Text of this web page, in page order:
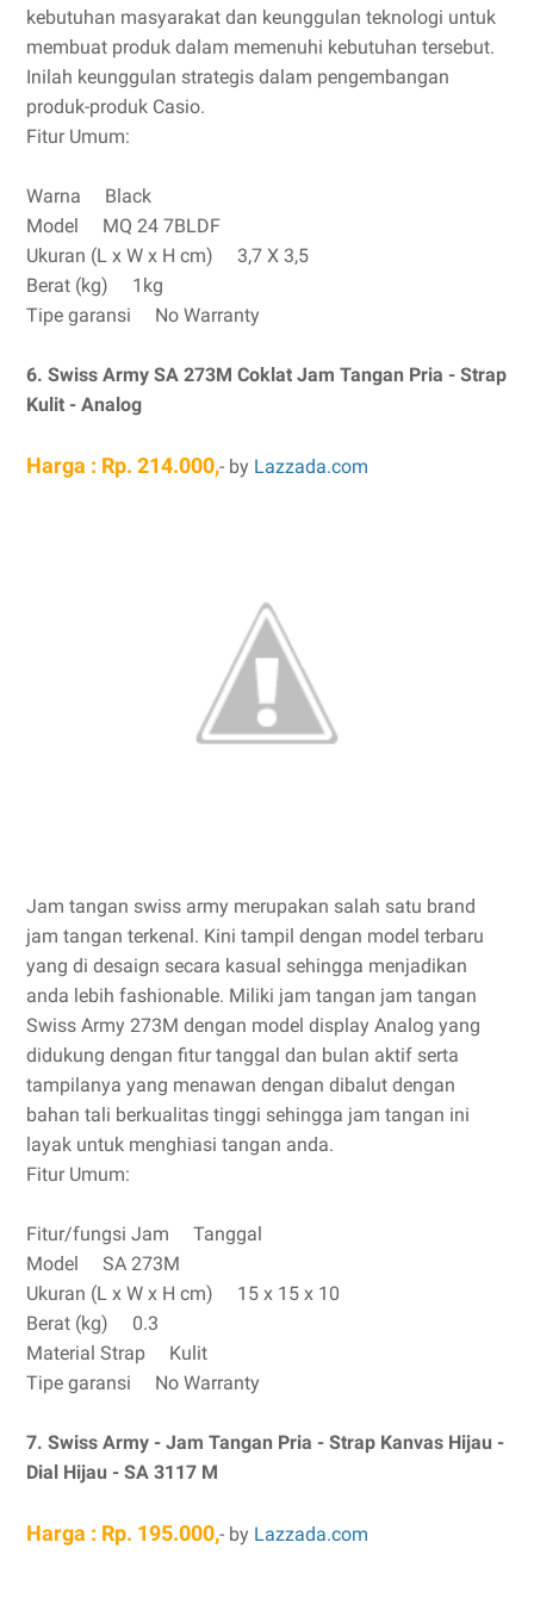
kebutuhan masyarakat dan keunggulan teknologi untuk
membuat produk dalam memenuhi kebutuhan tersebut.
Inilah keunggulan strategis dalam pengembangan
produk-produk Casio.
Fitur Umum:
Warna Black
Model MQ 24 7BLDF
Ukuran (L x W x H cm) 3,7 X 3,5
Berat (kg) 1kg
Tipe garansi No Warranty
6. Swiss Army SA 273M Coklat Jam Tangan Pria - Strap
Kulit - Analog
Harga : Rp. 214.000,- by Lazzada.com
Jam tangan swiss army merupakan salah satu brand
jam tangan terkenal. Kini tampil dengan model terbaru
yang di desaign secara kasual sehingga menjadikan
anda lebih fashionable. Miliki jam tangan jam tangan
Swiss Army 273M dengan model display Analog yang
didukung dengan fitur tanggal dan bulan aktif serta
tampilanya yang menawan dengan dibalut dengan
bahan tali berkualitas tinggi sehingga jam tangan ini
layak untuk menghiasi tangan anda.
Fitur Umum:
Fitur/fungsi Jam Tanggal
Model SA 273M
Ukuran (L x W x H cm) 15 x 15 x 10
Berat (kg) 0.3
Material Strap Kulit
Tipe garansi No Warranty
7. Swiss Army - Jam Tangan Pria - Strap Kanvas Hijau -
Dial Hijau - SA 3117 M
Harga : Rp. 195.000,- by Lazzada.com